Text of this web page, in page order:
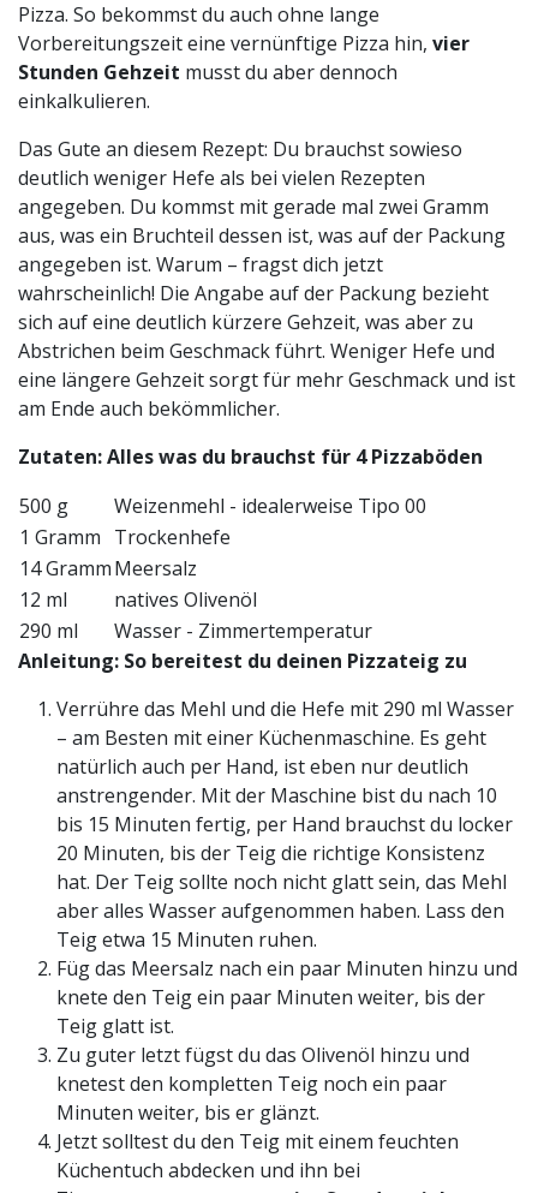
Pizza. So bekommst du auch ohne lange
Vorbereitungszeit eine vernünftige Pizza hin, vier
Stunden Gehzeit musst du aber dennoch
einkalkulieren.
Das Gute an diesem Rezept: Du brauchst sowieso
deutlich weniger Hefe als bei vielen Rezepten
angegeben. Du kommst mit gerade mal zwei Gramm
aus, was ein Bruchteil dessen ist, was auf der Packung
angegeben ist. Warum – fragst dich jetzt
wahrscheinlich! Die Angabe auf der Packung bezieht
sich auf eine deutlich kürzere Gehzeit, was aber zu
Abstrichen beim Geschmack führt. Weniger Hefe und
eine längere Gehzeit sorgt für mehr Geschmack und ist
am Ende auch bekömmlicher.
Zutaten: Alles was du brauchst für 4 Pizzaböden
500 g
Weizenmehl - idealerweise Tipo 00
1 Gramm Trockenhefe
14 GrammMeersalz
12 ml
natives Olivenöl
290 ml
Wasser - Zimmertemperatur
Anleitung: So bereitest du deinen Pizzateig zu
Verrühre das Mehl und die Hefe mit 290 ml Wasser
– am Besten mit einer Küchenmaschine. Es geht
natürlich auch per Hand, ist eben nur deutlich
anstrengender. Mit der Maschine bist du nach 10
bis 15 Minuten fertig, per Hand brauchst du locker
20 Minuten, bis der Teig die richtige Konsistenz
hat. Der Teig sollte noch nicht glatt sein, das Mehl
aber alles Wasser aufgenommen haben. Lass den
Teig etwa 15 Minuten ruhen.
Füg das Meersalz nach ein paar Minuten hinzu und
knete den Teig ein paar Minuten weiter, bis der
Teig glatt ist.
Zu guter letzt fügst du das Olivenöl hinzu und
knetest den kompletten Teig noch ein paar
Minuten weiter, bis er glänzt.
Jetzt solltest du den Teig mit einem feuchten
Küchentuch abdecken und ihn bei